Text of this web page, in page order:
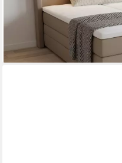
Belüftungssystem
ab 1.141,00 €
lieferbar in 5 Wochen